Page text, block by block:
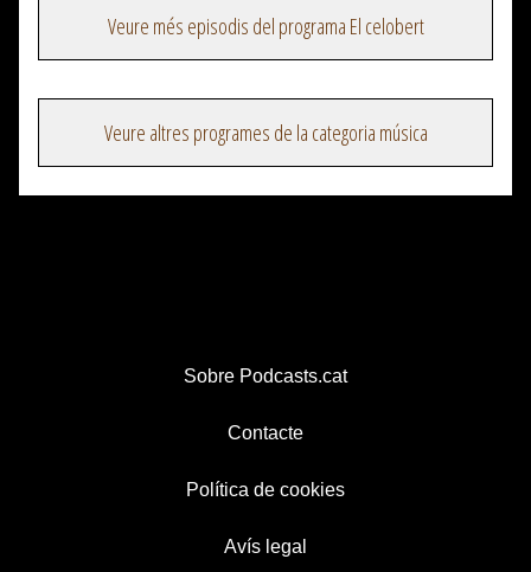
Veure més episodis del programa El celobert
Veure altres programes de la categoria música
Sobre Podcasts.cat
Contacte
Política de cookies
Avís legal